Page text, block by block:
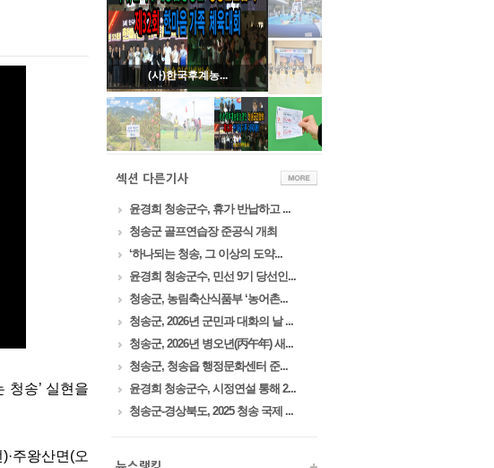
청송’ 실현을
주왕산면(오
(사)한국후계농...
윤경희 청송군수, 휴가 반납하고 ...
청송군 골프연습장 준공식 개최
‘하나되는 청송, 그 이상의 도약...
윤경희 청송군수, 민선 9기 당선인...
청송군, 농림축산식품부 ‘농어촌...
청송군, 2026년 군민과 대화의 날 ...
청송군, 2026년 병오년(丙午年) 새...
청송군, 청송읍 행정문화센터 준...
윤경희 청송군수, 시정연설 통해 2...
청송군-경상북도, 2025 청송 국제 ...